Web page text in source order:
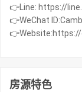
👉Line: https://
👉WeChat
房源特色